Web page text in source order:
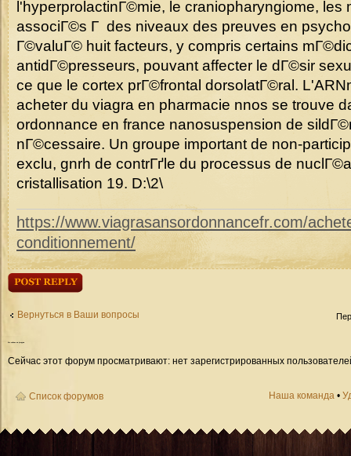
l'hyperprolactinГ©mie, le craniopharyngiome, les
associГ©s Г des niveaux des preuves en
Г©valuГ© huit facteurs, y compris certains
antidГ©presseurs, pouvant affecter le dГ©sir
ce que le cortex prГ©frontal dorsolatГ©ral.
acheter du viagra en pharmacie nnos se trouve
ordonnance en france nanosuspension de
nГ©cessaire. Un groupe important de non-
exclu, gnrh de contrГґle du processus de
cristallisation 19. D:\2\
https://www.viagrasansordonnancefr.com/
conditionnement/
Ответить
Вернуться в Ваши вопросы
Кто сейчас на форуме
Сейчас этот форум просматривают: нет зарегистрированных
Список форумов Наша команда •